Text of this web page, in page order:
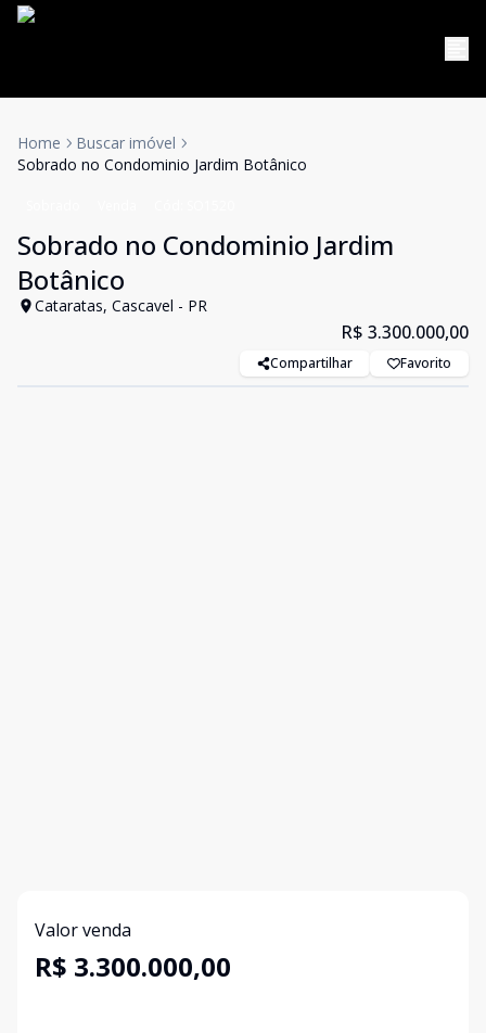
Home
Buscar imóvel
Sobrado no Condominio Jardim Botânico
Sobrado no Condominio Jardim
Botânico
Cataratas, Cascavel - PR
R$ 3.300.000,00
Compartilhar Favorito
Valor venda
R$ 3.300.000,00